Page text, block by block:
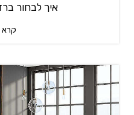
איך לבחור
קרא